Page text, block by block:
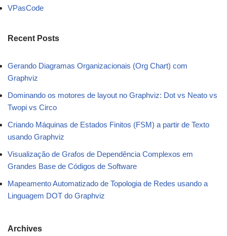
VPasCode
Recent Posts
Gerando Diagramas Organizacionais (Org Chart) com
Graphviz
Dominando os motores de layout no Graphviz: Dot vs Neato vs
Twopi vs Circo
Criando Máquinas de Estados Finitos (FSM) a partir de Texto
usando Graphviz
Visualização de Grafos de Dependência Complexos em
Grandes Base de Códigos de Software
Mapeamento Automatizado de Topologia de Redes usando a
Linguagem DOT do Graphviz
Archives